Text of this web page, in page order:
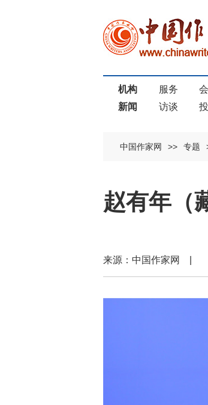
机构 服务
新闻
访谈
中国作家网 >> 专题
赵有年（
来源：中国作家